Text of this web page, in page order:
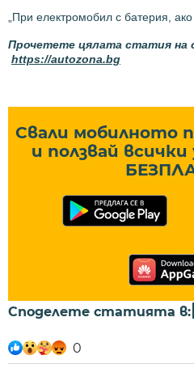
„При електромобил с батерия,
Прочетете цялата статия на
https://autozona.bg
Свали мобилното
и ползвай всички
Споделете статията в:
0